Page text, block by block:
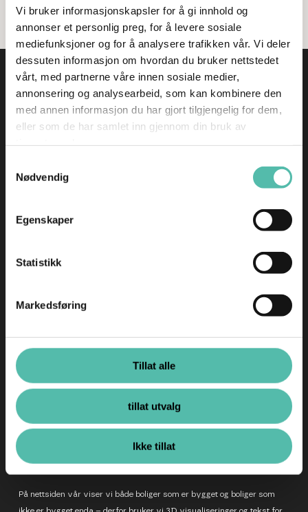
Vi bruker informasjonskapsler for å gi innhold og
annonser et personlig preg, for å levere sosiale
mediefunksjoner og for å analysere trafikken vår. Vi deler
dessuten informasjon om hvordan du bruker nettstedet
vårt, med partnerne våre innen sosiale medier,
annonsering og analysearbeid, som kan kombinere den
med annen informasjon du har gjort tilgjengelig for dem,
eller som de har samlet inn gjennom din bruk av
Nødvendig
Egenskaper
Statistikk
Markedsføring
Tillat alle
tillat utvalg
Ikke tillat
Se flere nyheter
Kontakt
Observatoriegata 10, 0254 Oslo
Har du spørsmål knyttet til din BoMer-bolig?
For andre henvendelser:
info@bomer.no
Følg oss på
BoMer er sertifisert som miljøfyrtårn
På nettsiden vår viser vi både boliger som er bygget og boliger som
ikke er bygget enda – derfor bruker vi 3D visualiseringer og tekst for